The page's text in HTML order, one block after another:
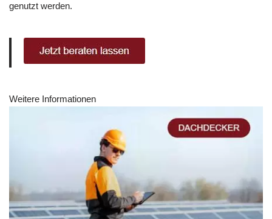
genutzt werden.
Weitere Informationen